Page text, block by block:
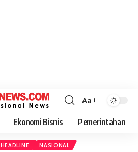
Aa
Ekonomi Bisnis Pemerintahan
HEADLINE NASIONAL